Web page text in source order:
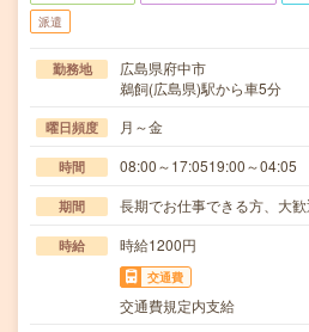
派遣
勤務地
広島県府中市
鵜飼(広島県)駅から車5分
曜日頻度 月～金
時間 08:00～17:0519:00～04:05
期間 長期でお仕事できる方、大歓
時給 時給1200円
交通費
交通費規定内支給